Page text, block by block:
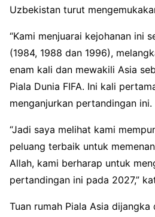
Uzbekistan turut
“Kami menjuarai kejohanan ini
(1984, 1988 dan 1996),
enam kali dan mewakili Asia
Piala Dunia FIFA. Ini kali
menganjurkan pertandingan ini.
“Jadi saya melihat kami
peluang terbaik untuk
Allah, kami berharap untuk
pertandingan ini pada 2027,”
Tuan rumah Piala Asia